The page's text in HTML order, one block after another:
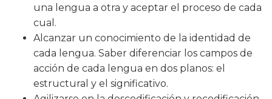
una lengua a otra y aceptar el proceso de cada
cual.
Alcanzar un conocimiento de la identidad de
cada lengua. Saber diferenciar los campos de
acción de cada lengua en dos planos: el
estructural y el significativo.